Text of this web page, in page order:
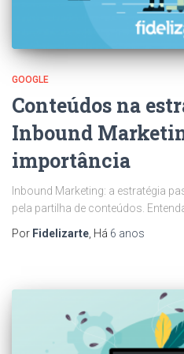
GOOGLE
Conteúdos na
Inbound
importância
Inbound Marketing: a estratégia
pela partilha de conteúdos.
Por Fidelizarte , Há 6 anos